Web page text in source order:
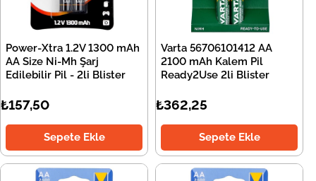
Power-Xtra 1.2V 1300 mAh
AA Size Ni-Mh Şarj
Edilebilir Pil - 2li Blister
₺157,50
Sepete Ekle
Varta 56706101412 AA
2100 mAh Kalem Pil
Ready2Use 2li Blister
₺362,25
Sepete Ekle